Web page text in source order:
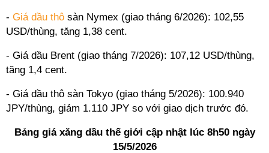
- Giá dầu thô sàn Nymex (giao tháng 6/2026): 102,55
USD/thùng, tăng 1,38 cent.
- Giá dầu Brent (giao tháng 7/2026): 107,12 USD/thùng,
tăng 1,4 cent.
- Giá dầu thô sàn Tokyo (giao tháng 5/2026): 100.940
JPY/thùng, giảm 1.110 JPY so với giao dịch trước đó.
Bảng giá xăng dầu thế giới cập nhật lúc 8h50 ngày
15/5/2026